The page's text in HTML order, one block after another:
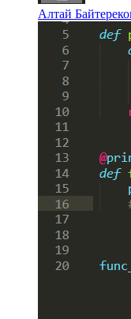
Алтай